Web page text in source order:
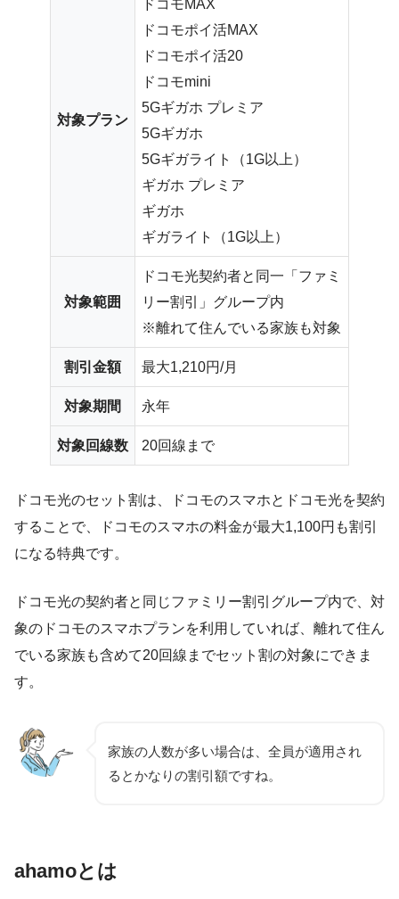
対象プラン
ドコモMAX
ドコモポイ活MAX
ドコモポイ活20
ドコモmini
5Gギガホ プレミア
5Gギガホ
5Gギガライト（1G以上）
ギガホ プレミア
ギガホ
ギガライト（1G以上）
対象範囲
ドコモ光契約者と同一「ファミ
リー割引」グループ内
※離れて住んでいる家族も対象
割引金額 最大1,210円/月
対象期間 永年
対象回線数 20回線まで
ドコモ光のセット割は、
ドコモのスマホとドコモ光を契約
することで、ドコモのスマホの料金が最大1,100円も割引
になる特典です。
ドコモ光の契約者と同じファミリー割引グループ内で、対
象のドコモのスマホプランを利用していれば、離れて住ん
でいる家族も含めて20回線までセット割の対象にできま
す。
家族の人数が多い場合は、全員が適用され
るとかなりの割引額ですね。
ahamoとは